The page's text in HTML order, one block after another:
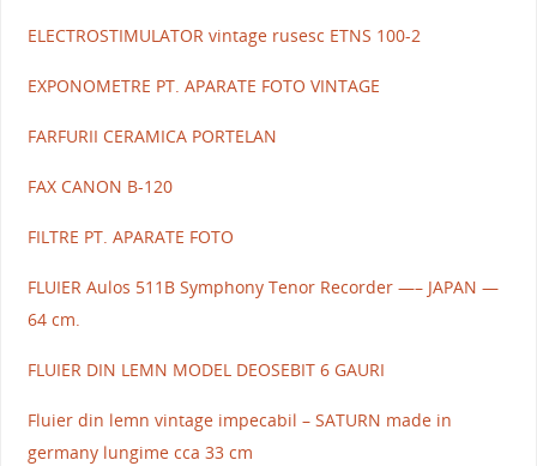
ELECTROSTIMULATOR vintage rusesc ETNS 100-2
EXPONOMETRE PT. APARATE FOTO VINTAGE
FARFURII CERAMICA PORTELAN
FAX CANON B-120
FILTRE PT. APARATE FOTO
FLUIER Aulos 511B Symphony Tenor Recorder —– JAPAN —
64 cm.
FLUIER DIN LEMN MODEL DEOSEBIT 6 GAURI
Fluier din lemn vintage impecabil – SATURN made in
germany lungime cca 33 cm